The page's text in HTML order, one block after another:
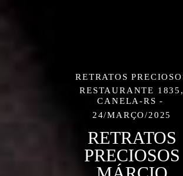
RETRATOS
RESTAURANTE 1835,
CANELA-RS
24/MARÇO/2025
RETRATOS
PRECIOSOS